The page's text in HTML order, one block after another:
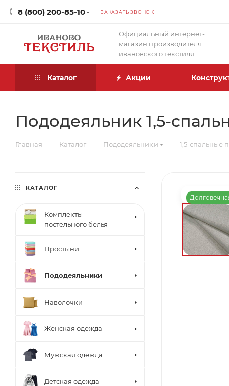
8 (800) 200-85-10 ЗАКАЗАТЬ ЗВОНОК
Официальный интернет-
магазин производителя
ивановского текстиля
Каталог Акции
Пододеяльник 1,5-
Главная — Каталог — Пододеяльники — 1,5-спальные
КАТАЛОГ
Комплекты
постельного белья
Простыни
Пододеяльники
Наволочки
Женская одежда
Мужская одежда
Детская одежда